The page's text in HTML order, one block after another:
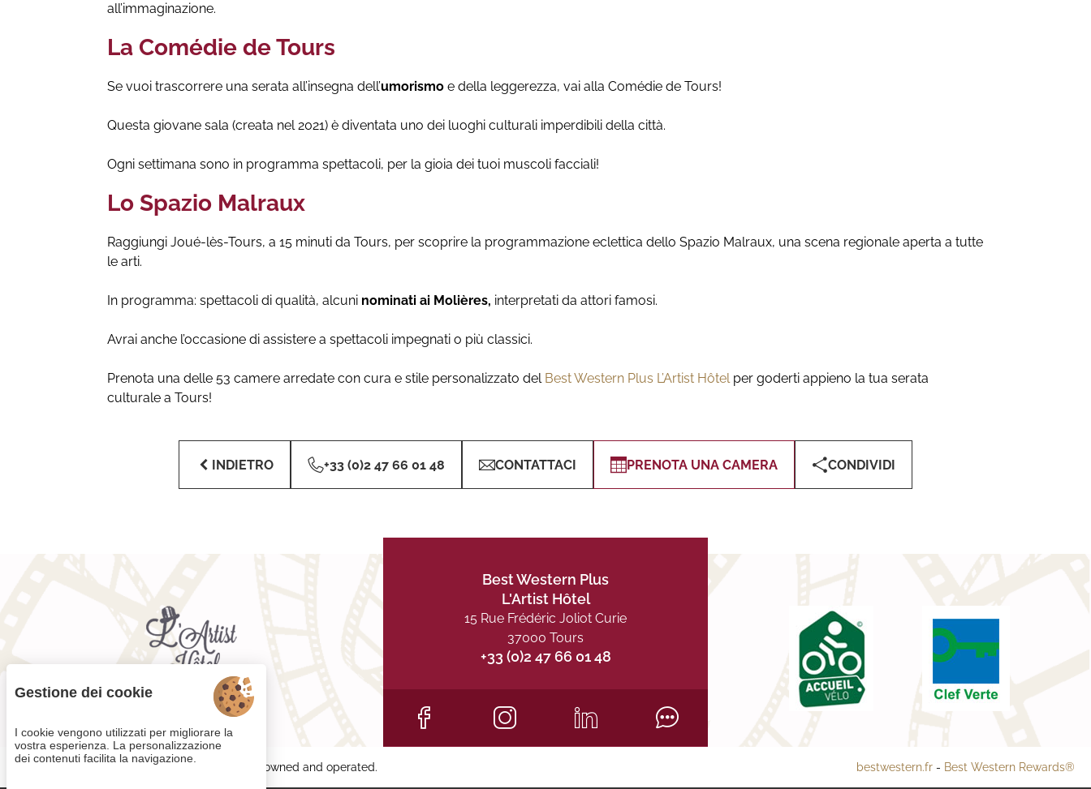
all’immaginazione.
La Comédie de Tours
Se vuoi trascorrere una serata all’insegna dell’umorismo e della leggerezza, vai alla Comédie de Tours!
Questa giovane sala (creata nel 2021) è diventata uno dei luoghi culturali imperdibili della città.
Ogni settimana sono in programma spettacoli, per la gioia dei tuoi muscoli facciali!
Lo Spazio Malraux
Raggiungi Joué-lès-Tours, a 15 minuti da Tours, per scoprire la programmazione eclettica dello Spazio Malraux, una scena regionale aperta a tutte
le arti.
In programma: spettacoli di qualità, alcuni nominati ai Molières, interpretati da attori famosi.
Avrai anche l’occasione di assistere a spettacoli impegnati o più classici.
Prenota una delle 53 camere arredate con cura e stile personalizzato del Best Western Plus L’Artist Hôtelper goderti appieno la tua serata
culturale a Tours!
INDIETRO +33 (0)2 47 66 01 48 CONTATTACI PRENOTA UNA CAMERA CONDIVIDI
Best Western Plus
L'Artist Hôtel
15 Rue Frédéric Joliot Curie
37000 Tours
+33 (0)2 47 66 01 48
Each BWH℠ Hotels property is independently owned and operated. bestwestern.fr - Best Western Rewards®
Gestione dei cookie
I cookie vengono utilizzati per migliorare la
vostra esperienza. La personalizzazione
dei contenuti facilita la navigazione.